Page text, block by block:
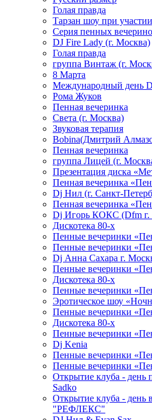
Голая правда
Тарзан шоу при
Серия пенных
DJ Fire Lady (г. Москва)
Голая правда
группа Винтаж (г.
8 Марта
Международный день
Рома Жуков
Пенная вечеринка
Света (г. Москва)
Звуковая терапия
Bobina(Дмитрий
Пенная вечеринка
группа Лицей (г.
Презентация диска
Пенная вечеринка
Dj Нил (г. Санкт-
Пенная вечеринка
Dj Игорь КОКС (Dfm г.
Дискотека 80-х
Пенные вечеринки
Пенные вечеринки
Dj Анна Сахара г.
Пенные вечеринки
Дискотека 80-х
Пенные вечеринки
Эротическое шоу
Пенные вечеринки
Дискотека 80-х
Пенные вечеринки
Dj Kenia
Пенные вечеринки
Пенные вечеринки
Открытие клуба - день
Sadko
Открытие клуба - день
"РЕФЛЕКС"